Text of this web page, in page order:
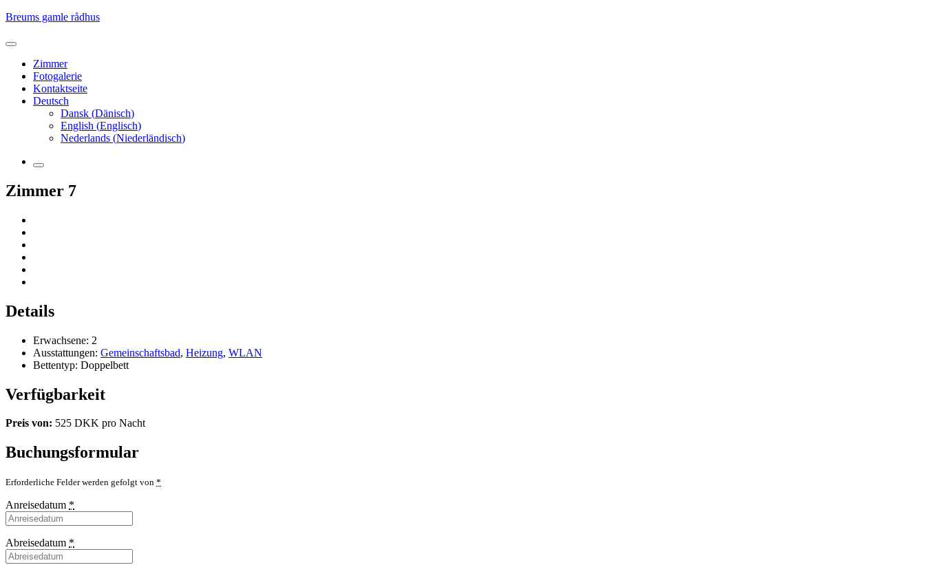
Skip
content
Breums gamle rådhus
Zimmer
Fotogalerie
Kontaktseite
Deutsch
Dansk (Dänisch)
English (Englisch)
Nederlands (Niederländisch)
More
Zimmer 7
Details
Erwachsene: 2
Ausstattungen: Gemeinschaftsbad, Heizung, WLAN
Bettentyp: Doppelbett
Verfügbarkeit
Preis von: 525 DKK pro Nacht
Buchungsformular
Erforderliche Felder werden gefolgt von *
Anreisedatum *
Abreisedatum *